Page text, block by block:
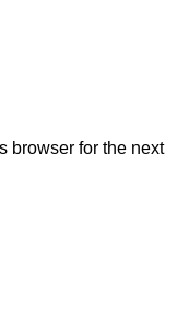
browser for the next